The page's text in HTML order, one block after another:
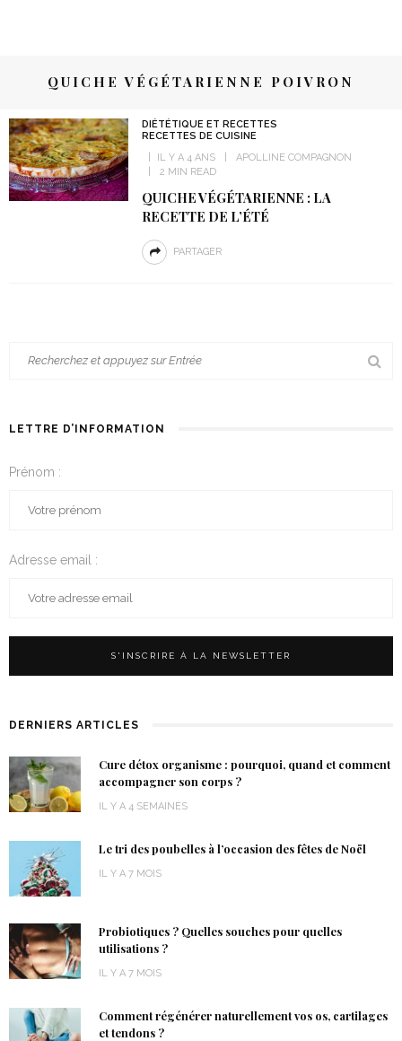
QUICHE VÉGÉTARIENNE POIVRON
DIÉTÉTIQUE ET RECETTES
RECETTES DE CUISINE
IL Y A 4 ANS
APOLLINE COMPAGNON
2 MIN READ
QUICHE VÉGÉTARIENNE : LA
RECETTE DE L’ÉTÉ
PARTAGER
LETTRE D’INFORMATION
Prénom :
Adresse email :
DERNIERS ARTICLES
Cure détox organisme : pourquoi, quand et comment
accompagner son corps ?
IL Y A 4 SEMAINES
Le tri des poubelles à l’occasion des fêtes de Noël
IL Y A 7 MOIS
Probiotiques ? Quelles souches pour quelles
utilisations ?
IL Y A 7 MOIS
Comment régénérer naturellement vos os, cartilages
et tendons ?